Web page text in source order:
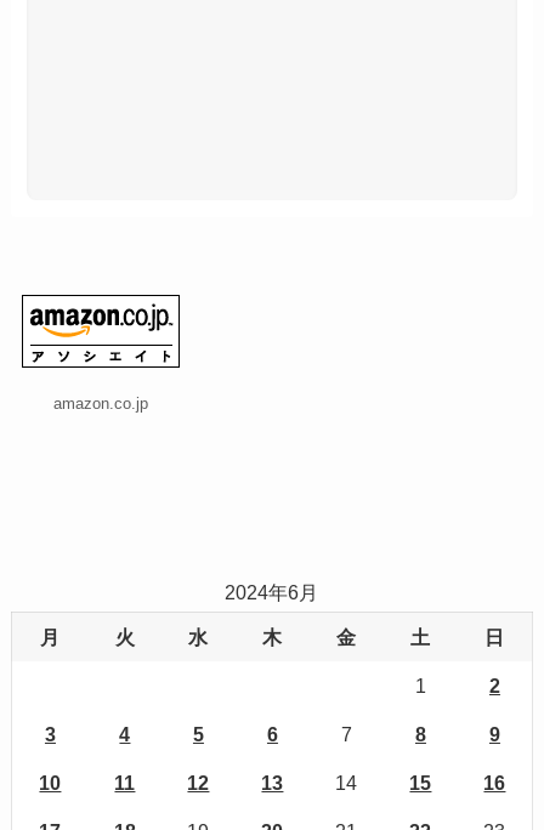
amazon.co.jp
2024年6月
月 火 水 木 金 土 日
1 2
3 4 5 6 7 8 9
10 11 12 13 14 15 16